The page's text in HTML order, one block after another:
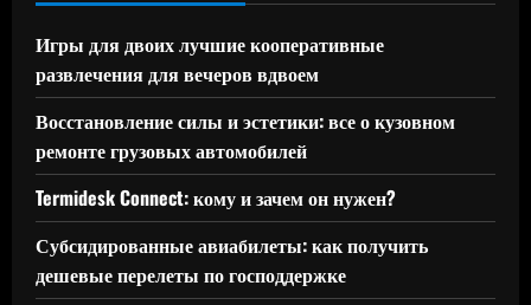
Игры для двоих лучшие кооперативные
развлечения для вечеров вдвоем
Восстановление силы и эстетики: все о кузовном
ремонте грузовых автомобилей
Termidesk Connect: кому и зачем он нужен?
Субсидированные авиабилеты: как получить
дешевые перелеты по господдержке